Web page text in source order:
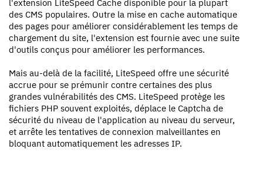
l'extension LiteSpeed Cache disponible pour la plupart
des CMS populaires. Outre la mise en cache automatique
des pages pour améliorer considérablement les temps de
chargement du site, l'extension est fournie avec une suite
d'outils conçus pour améliorer les performances.
Mais au-delà de la facilité, LiteSpeed offre une sécurité
accrue pour se prémunir contre certaines des plus
grandes vulnérabilités des CMS. LiteSpeed protège les
fichiers PHP souvent exploités, déplace le Captcha de
sécurité du niveau de l'application au niveau du serveur,
et arrête les tentatives de connexion malveillantes en
bloquant automatiquement les adresses IP.